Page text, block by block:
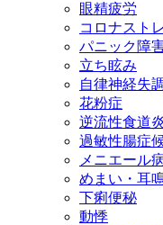
眼精疲労
コロナスト
パニック障
立ち眩み
自律神経失
花粉症
逆流性食道
過敏性腸症
メニエール
めまい・耳
下痢便秘
動悸